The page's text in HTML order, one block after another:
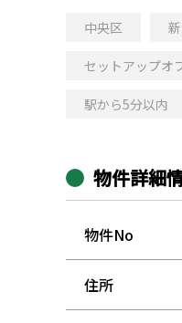
中央区
セットアップオ
駅から5分以内
物件詳細
物件No
住所